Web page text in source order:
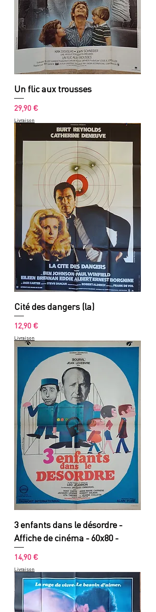
Un flic aux trousses
Prix
29,90 €
Livraison
Cité des dangers (la)
Prix
12,90 €
Livraison
3 enfants dans le désordre -
Affiche de cinéma - 60x80 -
Prix
14,90 €
Livraison